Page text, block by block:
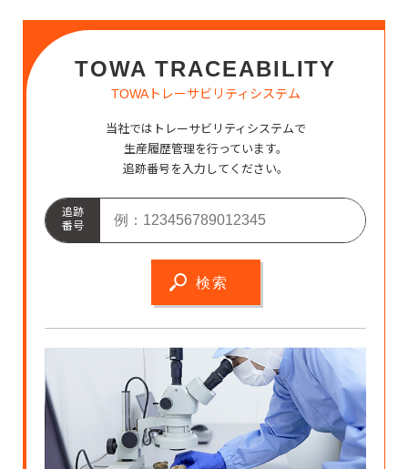
TOWA TRACEABILITY
TOWAトレーサビリティシステム
当社ではトレーサビリティシステムで
生産履歴管理を行っています。
追跡番号を入力してください。
追跡
番号